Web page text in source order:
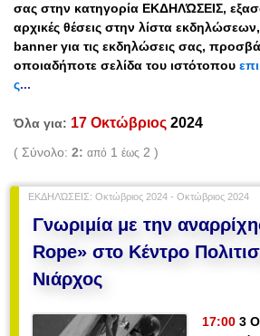
σας στην κατηγορία ΕΚΔΗΛΏΣΕΙΣ,
αρχικές θέσεις στην λίστα
banner για τις εκδηλώσεις σας,
οποιαδήποτε σελίδα του ιστότοπου ε
ς...
Όλα για: 17 Οκτώβριος 2024
( Σύνολο: 2: από 1 έως 2 )
ΕΚΔΗΛΏΣΕΙΣ: Οκτώβριος 2024 - Οκτώβριος 2024
Γνωριμία με την
Rope» στο Κέντρο
Νιάρχος
17:00 3